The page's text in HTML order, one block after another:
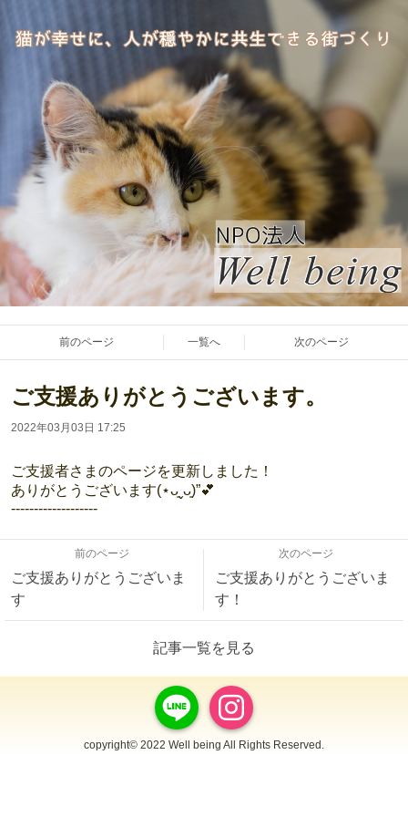
前のページ 一覧へ 次のページ
ご支援ありがとうございます。
2022年03月03日 17:25
ご支援者さまのページを更新しました！
ありがとうございます(⋆ᴗ͈ˬᴗ͈)”💕
-------------------
前のページ
ご支援ありがとうございま
す
次のページ
ご支援ありがとうございま
す！
記事一覧を見る
copyright© 2022 Well being All Rights Reserved.